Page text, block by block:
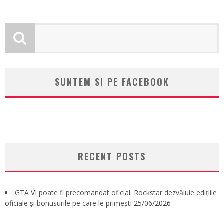
SUNTEM SI PE FACEBOOK
RECENT POSTS
GTA VI poate fi precomandat oficial. Rockstar dezvăluie edițiile
oficiale și bonusurile pe care le primești 25/06/2026